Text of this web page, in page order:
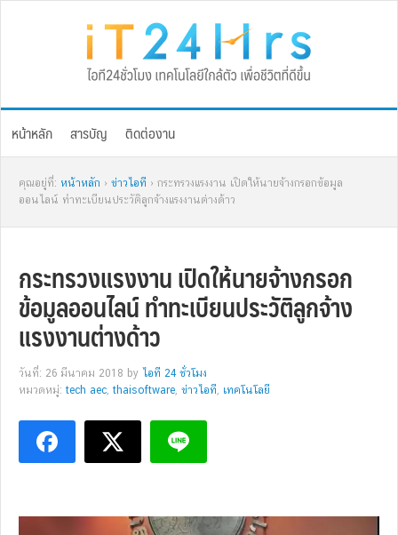
หน้าหลัก สารบัญ ติดต่องาน
คุณอยู่ที่: หน้าหลัก › ข่าวไอที › กระทรวงแรงงาน เปิดให้นายจ้างกรอกข้อมูล
ออนไลน์ ทำทะเบียนประวัติลูกจ้างแรงงานต่างด้าว
กระทรวงแรงงาน เปิดให้นายจ้างกรอก
ข้อมูลออนไลน์ ทำทะเบียนประวัติลูกจ้าง
แรงงานต่างด้าว
วันที่: 26 มีนาคม 2018 by ไอที 24 ชั่วโมง
หมวดหมู่:tech aec,thaisoftware, ข่าวไอที, เทคโนโลยี